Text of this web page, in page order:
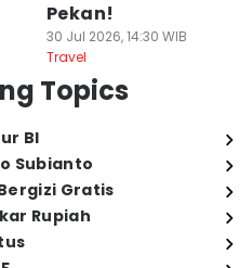
Pekan!
30 Jul 2026, 14:30 WIB
Travel
Topics
BI
Subianto
Gratis
Rupiah